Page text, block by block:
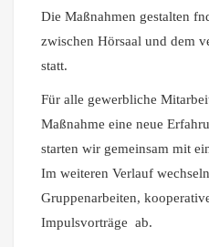
Die Maßnahmen gestalten
zwischen Hörsaal und dem
statt.
Für alle gewerbliche
Maßnahme eine neue
starten wir gemeinsam mit
Im weiteren Verlauf
Gruppenarbeiten,
Impulsvorträge ab.